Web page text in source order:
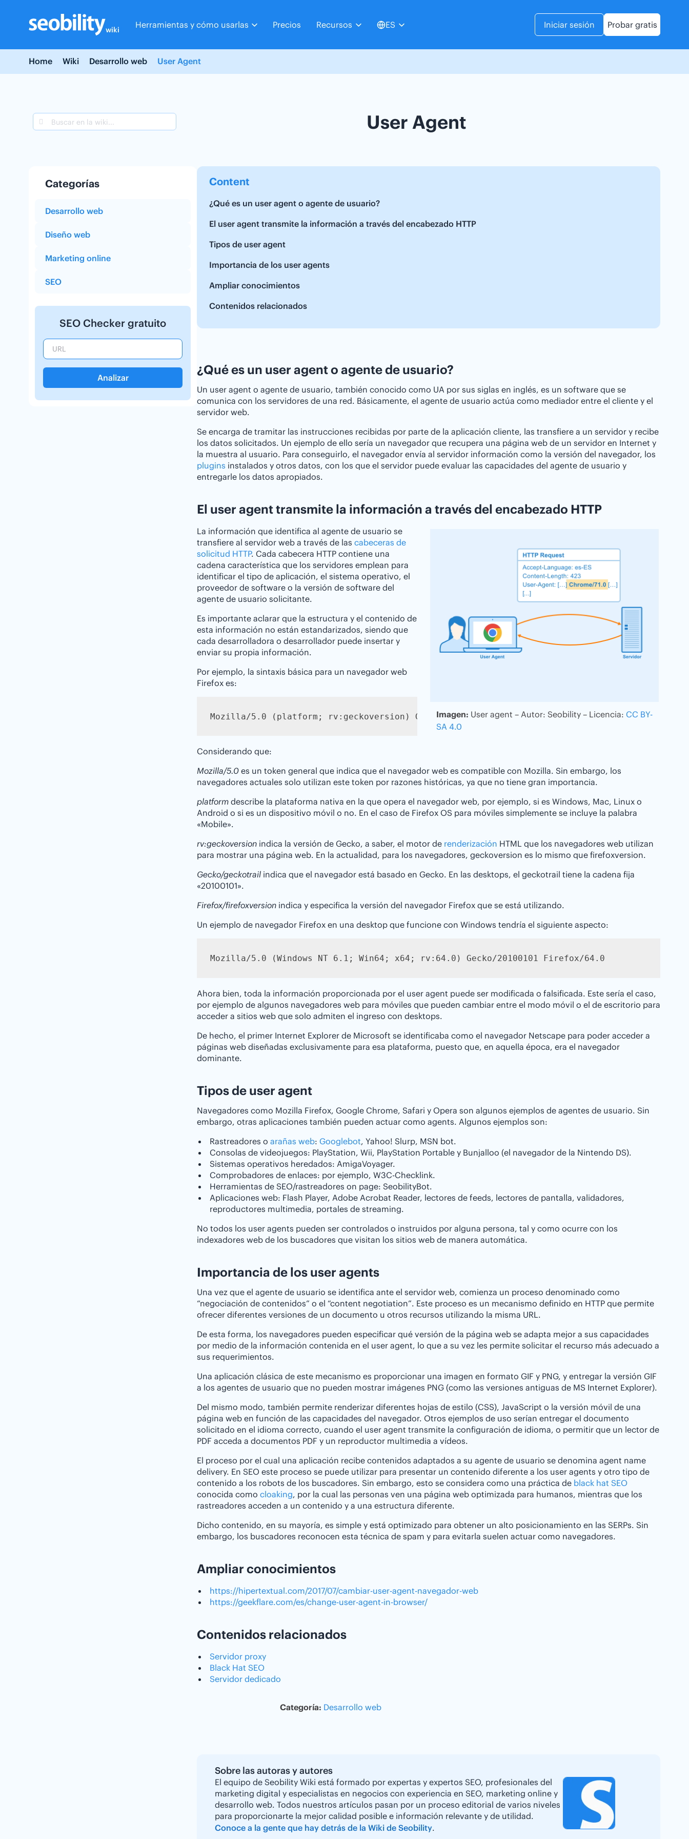
content
wiki Herramientas y cómo usarlas Precios Recursos ES Iniciar sesión Probar gratis
Home Wiki Desarrollo web User Agent
User Agent
Categorías
Desarrollo web
Diseño web
Marketing online
SEO
SEO Checker gratuito
Analizar
Content
¿Qué es un user agent o agente de usuario?
El user agent transmite la información a través del encabezado HTTP
Tipos de user agent
Importancia de los user agents
Ampliar conocimientos
Contenidos relacionados
¿Qué es un user agent o agente de usuario?
Un user agent o agente de usuario, también conocido como UA por sus siglas en inglés, es un software que se
comunica con los servidores de una red. Básicamente, el agente de usuario actúa como mediador entre el cliente y el
servidor web.
Se encarga de tramitar las instrucciones recibidas por parte de la aplicación cliente, las transfiere a un servidor y recibe
los datos solicitados. Un ejemplo de ello sería un navegador que recupera una página web de un servidor en Internet y
la muestra al usuario. Para conseguirlo, el navegador envía al servidor información como la versión del navegador, los
plugins instalados y otros datos, con los que el servidor puede evaluar las capacidades del agente de usuario y
entregarle los datos apropiados.
El user agent transmite la información a través del encabezado HTTP
Imagen: User agent – Autor: Seobility – Licencia: CC BY-
SA 4.0
La información que identifica al agente de usuario se
transfiere al servidor web a través de las cabeceras de
solicitud HTTP. Cada cabecera HTTP contiene una
cadena característica que los servidores emplean para
identificar el tipo de aplicación, el sistema operativo, el
proveedor de software o la versión de software del
agente de usuario solicitante.
Es importante aclarar que la estructura y el contenido de
esta información no están estandarizados, siendo que
cada desarrolladora o desarrollador puede insertar y
enviar su propia información.
Por ejemplo, la sintaxis básica para un navegador web
Firefox es:
Mozilla/5.0 (platform; rv:geckoversion) Gecko/geckotrail Firefox/firefoxversion
Considerando que:
Mozilla/5.0 es un token general que indica que el navegador web es compatible con Mozilla. Sin embargo, los
navegadores actuales solo utilizan este token por razones históricas, ya que no tiene gran importancia.
platform describe la plataforma nativa en la que opera el navegador web, por ejemplo, si es Windows, Mac, Linux o
Android o si es un dispositivo móvil o no. En el caso de Firefox OS para móviles simplemente se incluye la palabra
«Mobile».
rv:geckoversion indica la versión de Gecko, a saber, el motor de renderización HTML que los navegadores web utilizan
para mostrar una página web. En la actualidad, para los navegadores, geckoversion es lo mismo que firefoxversion.
Gecko/geckotrail indica que el navegador está basado en Gecko. En las desktops, el geckotrail tiene la cadena fija
«20100101».
Firefox/firefoxversion indica y especifica la versión del navegador Firefox que se está utilizando.
Un ejemplo de navegador Firefox en una desktop que funcione con Windows tendría el siguiente aspecto:
Mozilla/5.0 (Windows NT 6.1; Win64; x64; rv:64.0) Gecko/20100101 Firefox/64.0
Ahora bien, toda la información proporcionada por el user agent puede ser modificada o falsificada. Este sería el caso,
por ejemplo de algunos navegadores web para móviles que pueden cambiar entre el modo móvil o el de escritorio para
acceder a sitios web que solo admiten el ingreso con desktops.
De hecho, el primer Internet Explorer de Microsoft se identificaba como el navegador Netscape para poder acceder a
páginas web diseñadas exclusivamente para esa plataforma, puesto que, en aquella época, era el navegador
dominante.
Tipos de user agent
Navegadores como Mozilla Firefox, Google Chrome, Safari y Opera son algunos ejemplos de agentes de usuario. Sin
embargo, otras aplicaciones también pueden actuar como agents. Algunos ejemplos son:
Rastreadores o arañas web: Googlebot, Yahoo! Slurp, MSN bot.
Consolas de videojuegos: PlayStation, Wii, PlayStation Portable y Bunjalloo (el navegador de la Nintendo DS).
Sistemas operativos heredados: AmigaVoyager.
Comprobadores de enlaces: por ejemplo, W3C-Checklink.
Herramientas de SEO/rastreadores on page: SeobilityBot.
Aplicaciones web: Flash Player, Adobe Acrobat Reader, lectores de feeds, lectores de pantalla, validadores,
reproductores multimedia, portales de streaming.
No todos los user agents pueden ser controlados o instruidos por alguna persona, tal y como ocurre con los
indexadores web de los buscadores que visitan los sitios web de manera automática.
Importancia de los user agents
Una vez que el agente de usuario se identifica ante el servidor web, comienza un proceso denominado como
“negociación de contenidos” o el “content negotiation”. Este proceso es un mecanismo definido en HTTP que permite
ofrecer diferentes versiones de un documento u otros recursos utilizando la misma URL.
De esta forma, los navegadores pueden especificar qué versión de la página web se adapta mejor a sus capacidades
por medio de la información contenida en el user agent, lo que a su vez les permite solicitar el recurso más adecuado a
sus requerimientos.
Una aplicación clásica de este mecanismo es proporcionar una imagen en formato GIF y PNG, y entregar la versión GIF
a los agentes de usuario que no pueden mostrar imágenes PNG (como las versiones antiguas de MS Internet Explorer).
Del mismo modo, también permite renderizar diferentes hojas de estilo (CSS), JavaScript o la versión móvil de una
página web en función de las capacidades del navegador. Otros ejemplos de uso serían entregar el documento
solicitado en el idioma correcto, cuando el user agent transmite la configuración de idioma, o permitir que un lector de
PDF acceda a documentos PDF y un reproductor multimedia a vídeos.
El proceso por el cual una aplicación recibe contenidos adaptados a su agente de usuario se denomina agent name
delivery. En SEO este proceso se puede utilizar para presentar un contenido diferente a los user agents y otro tipo de
contenido a los robots de los buscadores. Sin embargo, esto se considera como una práctica de black hat SEO
conocida como cloaking, por la cual las personas ven una página web optimizada para humanos, mientras que los
rastreadores acceden a un contenido y a una estructura diferente.
Dicho contenido, en su mayoría, es simple y está optimizado para obtener un alto posicionamiento en las SERPs. Sin
embargo, los buscadores reconocen esta técnica de spam y para evitarla suelen actuar como navegadores.
Ampliar conocimientos
https://hipertextual.com/2017/07/cambiar-user-agent-navegador-web
https://geekflare.com/es/change-user-agent-in-browser/
Contenidos relacionados
Servidor proxy
Black Hat SEO
Servidor dedicado
Categoría: Desarrollo web
Sobre las autoras y autores
El equipo de Seobility Wiki está formado por expertas y expertos SEO, profesionales del
marketing digital y especialistas en negocios con experiencia en SEO, marketing online y
desarrollo web. Todos nuestros artículos pasan por un proceso editorial de varios niveles
para proporcionarte la mejor calidad posible e información relevante y de utilidad.
Conoce a la gente que hay detrás de la Wiki de Seobility.